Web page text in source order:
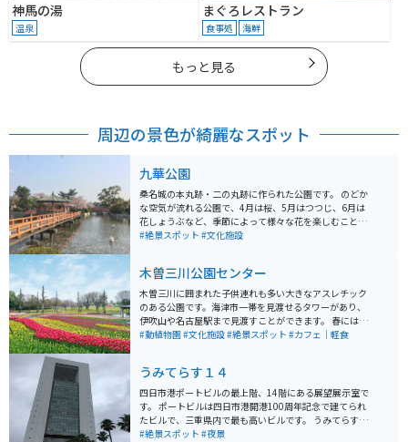
神馬の湯
温泉
まぐろレストラン
食事処 海鮮
もっと見る
周辺の景色が綺麗なスポット
九華公園
桑名城の本丸跡・二の丸跡に作られた公園です。 のどか
な空気が流れる公園で、4月は桜、5月はつつじ、6月は
花しょうぶなど、季節によって様々な花を楽しむことが
できる場所です。 毎年5月には金魚の露店や神輿が出る
#絶景スポット #文化施設
木曽三川公園センター
木曽三川に囲まれた子供連れも多い大きなアスレチック
のある公園です。海津市一帯を見渡せるタワーがあり、
伊吹山や名古屋駅まで見渡すことができます。 春にはチ
ューリップ祭りが開催され、写真スポットも多く見応え
#動植物園#文化施設#絶景スポット #カフェ｜軽食
うみてらす１４
四日市港ポートビルの最上階、14階にある展望展示室で
す。 ポートビルは四日市港開港100周年記念で建てられ
たビルで、三重県内で最も高いビルです。 うみてらす14
からは、四日市港のコンビナートや鈴鹿山脈など、四日
#絶景スポット #夜景